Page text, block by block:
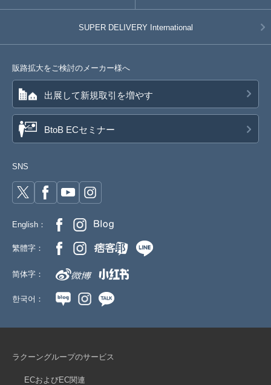
SUPER DELIVERY International
販路拡大をご検討のメーカー様へ
出展して新規取引を増やす
BtoB ECセミナー
SNS
English：
繁體字：
简体字：
한국어：
ラクーングループのサービス
ECおよびEC関連